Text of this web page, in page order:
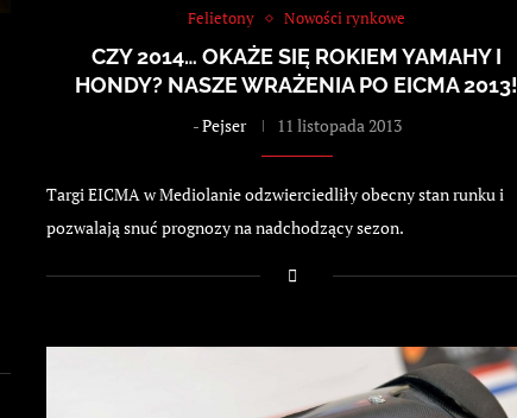
Felietony Nowości rynkowe
CZY 2014… OKAŻE SIĘ ROKIEM YAMAHY I
HONDY? NASZE WRAŻENIA PO EICMA 2013!
-Pejser 11 listopada 2013
Targi EICMA w Mediolanie odzwierciedliły obecny stan runku i
pozwalają snuć prognozy na nadchodzący sezon.